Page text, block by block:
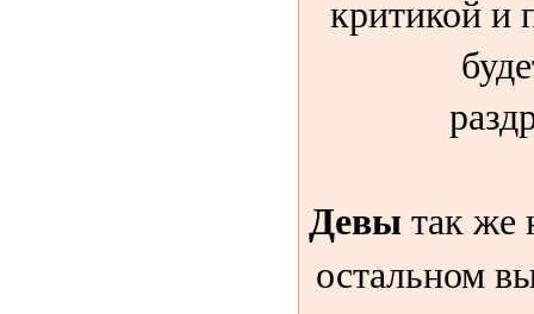
критикой и
Девытак же
остальном